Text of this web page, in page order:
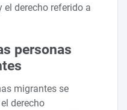
el derecho referido a
personas
migrantes se
derecho